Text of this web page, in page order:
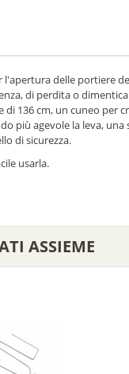
l'apertura delle portiere
di perdita o
di 136 cm, un cuneo per
più agevole la leva,
di sicurezza.
usarla.
ASSIEME